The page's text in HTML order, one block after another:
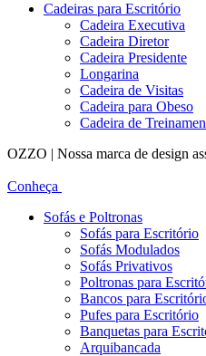
Cadeiras para Escritório
Cadeira Executiva
Cadeira Diretor
Cadeira Presidente
Longarina
Cadeira de Visitas
Cadeira para Obeso
Cadeira de
OZZO | Nossa marca de design
Conheça
Sofás e Poltronas
Sofás para Escritório
Sofás Modulados
Sofás Privativos
Poltronas para
Bancos para
Pufes para Escritório
Banquetas para
Arquibancada